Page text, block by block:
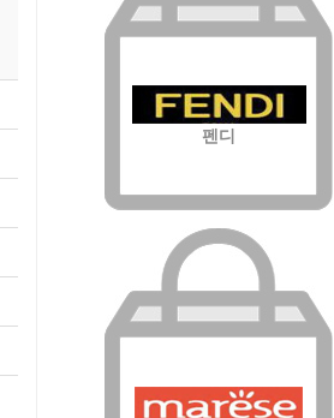
펜디